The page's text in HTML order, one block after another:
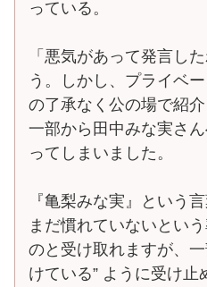
っている。
「悪気があって発言し
う。しかし、プライベ
の了承なく公の場で紹
一部から田中みな実さ
ってしまいました。
『亀梨みな実』という
まだ慣れていないとい
のと受け取れますが、
けている” ように受け